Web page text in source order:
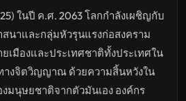
ในปี ค.ศ. 2063 โลกกำลังเผชิญกับ
สนาและกลุ่มหัวรุนแรงก่อสงคราม
เมืองและประเทศชาติทั้งประเทศใน
างจิตวิญญาณ ด้วยความสิ้นหวังใน
มนุษยชาติจากตัวมันเอง องค์กร